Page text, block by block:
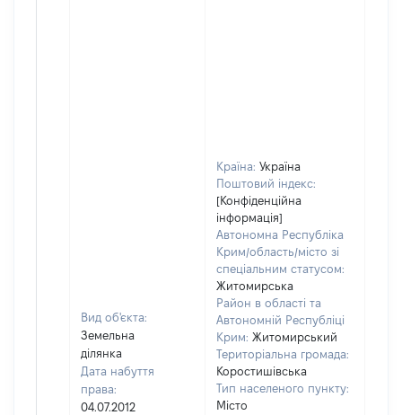
Вид об'єкта:
Земельна
ділянка
Дата набуття
права:
04.07.2012
Країна: Україна
Поштовий індекс:
[Конфіденційна
інформація]
Автономна Республіка
Крим/область/місто зі
спеціальним статусом:
Житомирська
Район в області та
Автономній Республіці
Крим: Житомирський
Територіальна громада:
Коростишівська
Тип населеного пункту:
Місто